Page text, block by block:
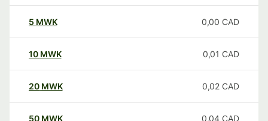
5 MWK 0,00 CAD
10 MWK 0,01 CAD
20 MWK 0,02 CAD
50 MWK 0,04 CAD